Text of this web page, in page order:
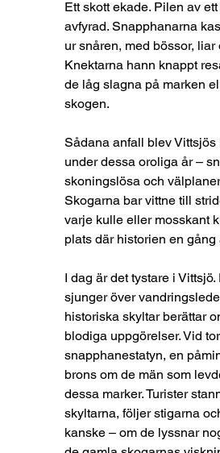
Ett skott ekade. Pilen av
avfyrad. Snapphanarna
ur snåren, med bössor, liar
Knektarna hann knappt
de låg slagna på marken
skogen.
Sådana anfall blev Vittsjös
under dessa oroliga år –
skoningslösa och
Skogarna bar vittne till
varje kulle eller mosskant
plats där historien en gång
I dag är det tystare i Vittsjö.
sjunger över
historiska skyltar berättar
blodiga uppgörelser. Vid
snapphanestatyn, en
brons om de män som
dessa marker. Turister
skyltarna, följer stigarna
kanske – om de lyssnar